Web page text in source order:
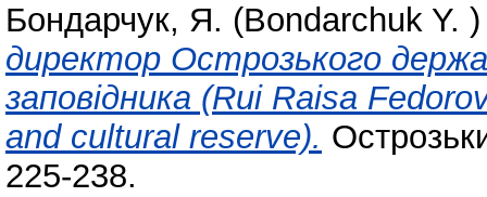
Бондарчук, Я. (Bondarchuk Y. )
директор Острозького
заповідника (Rui Raisa
and cultural reserve).
225-238.